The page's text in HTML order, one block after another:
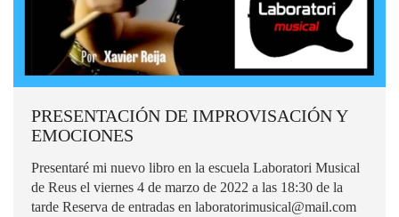
PRESENTACIÓN DE IMPROVISACIÓN Y
EMOCIONES
Presentaré mi nuevo libro en la escuela Laboratori Musical
de Reus el viernes 4 de marzo de 2022 a las 18:30 de la
tarde Reserva de entradas en laboratorimusical@mail.com